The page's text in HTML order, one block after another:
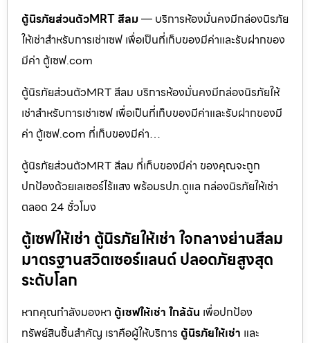
ตู้นิรภัยส่วนตัวMRT สีลม— บริการห้องมั่นคงมีกล่องนิรภัย
ให้เช่าสำหรับการเช่าเซฟ เพื่อเป็นที่เก็บของมีค่าและรับฝากของ
มีค่า ตู้เซฟ.com
ตู้นิรภัยส่วนตัวMRT สีลม บริการห้องมั่นคงมีกล่องนิรภัยให้
เช่าสำหรับการเช่าเซฟ เพื่อเป็นที่เก็บของมีค่าและรับฝากของมี
ค่า ตู้เซฟ.com ที่เก็บของมีค่า…
ตู้นิรภัยส่วนตัวMRT สีลม ที่เก็บของมีค่า ของคุณจะถูก
ปกป้องด้วยเลเซอร์ไร้แสง พร้อมรปภ.ดูแล กล่องนิรภัยให้เช่า
ตลอด 24 ชั่วโมง
ตู้เซฟให้เช่า ตู้นิรภัยให้เช่า ใจกลางย่านสีลม
มาตรฐานสวิตเซอร์แลนด์ ปลอดภัยสูงสุด
ระดับโลก
หากคุณกำลังมองหา ตู้เซฟให้เช่า ใกล้ฉัน เพื่อปกป้อง
ทรัพย์สินชิ้นสำคัญ เราคือผู้ให้บริการ ตู้นิรภัยให้เช่า และ